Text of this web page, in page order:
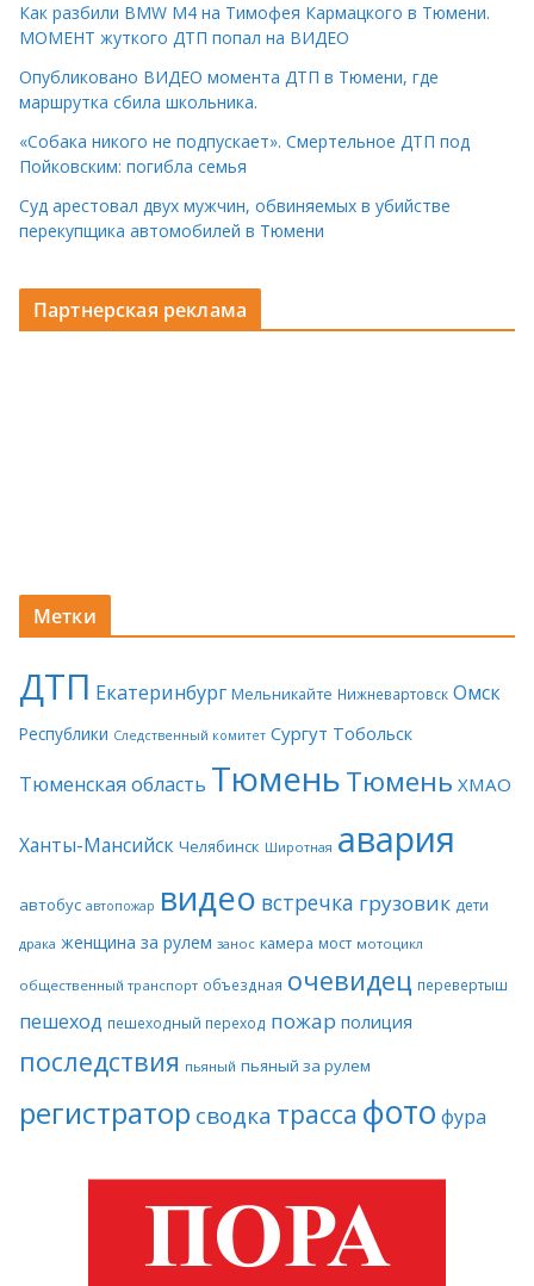
Как разбили BMW M4 на Тимофея Кармацкого в Тюмени.
МОМЕНТ жуткого ДТП попал на ВИДЕО
Опубликовано ВИДЕО момента ДТП в Тюмени, где
маршрутка сбила школьника.
«Собака никого не подпускает». Смертельное ДТП под
Пойковским: погибла семья
Суд арестовал двух мужчин, обвиняемых в убийстве
перекупщика автомобилей в Тюмени
Партнерская реклама
Метки
ДТП Екатеринбург Мельникайте Нижневартовск Омск
Республики Следственный комитет Сургут Тобольск
Тюменская область ТюменьТюмень ХМАО
Ханты-Мансийск Челябинск Широтная авария
автобус автопожар видео встречка грузовик дети
драка женщина за рулем занос камера мост мотоцикл
общественный транспорт объездная очевидец перевертыш
пешеход пешеходный переход пожар полиция
последствия пьяный пьяный за рулем
регистратор сводка трасса фото фура